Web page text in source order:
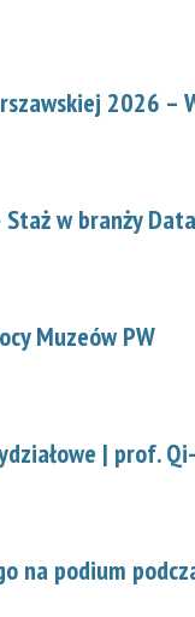
2026 –
w branży
Muzeów PW
| prof.
na podium